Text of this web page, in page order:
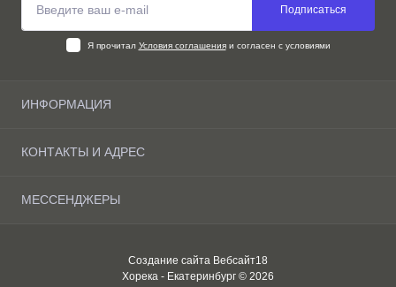
Подписаться
Я прочитал Условия соглашенияи согласен с условиями
ИНФОРМАЦИЯ
Доставка и оплата Екатеринбурге
Связаться с нами
КОНТАКТЫ И АДРЕС
подъезда)
Понедельник-Пятница
МЕССЕНДЖЕРЫ
Создание сайта Вебсайт18
Хорека - Екатеринбург © 2026